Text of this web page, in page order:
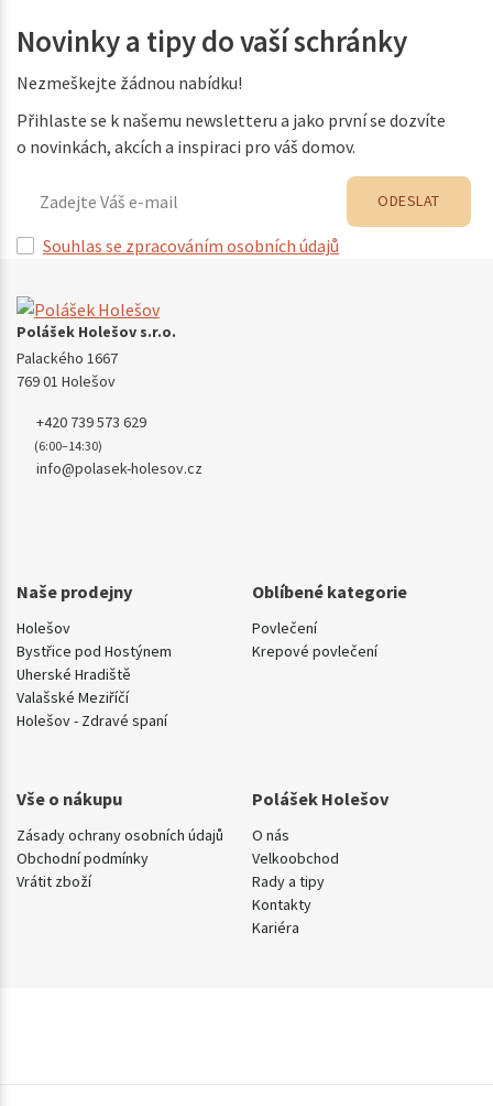
Novinky a tipy do vaší schránky
Nezmeškejte žádnou nabídku!
Přihlaste se k našemu newsletteru a jako první se dozvíte
o novinkách, akcích a inspiraci pro váš domov.
Souhlas se zpracováním osobních údajů
ODESLAT
Polášek Holešov s.r.o.
Palackého 1667
769 01 Holešov
+420 739 573 629
(6:00–14:30)
info@polasek-holesov.cz
Naše prodejny
Holešov
Bystřice pod Hostýnem
Uherské Hradiště
Valašské Meziříčí
Holešov - Zdravé spaní
Oblíbené kategorie
Povlečení
Krepové povlečení
Vše o nákupu
Zásady ochrany osobních údajů
Obchodní podmínky
Vrátit zboží
Polášek Holešov
O nás
Velkoobchod
Rady a tipy
Kontakty
Kariéra